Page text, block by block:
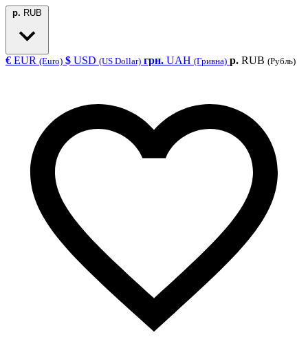
р. RUB
€ EUR (Euro) $ USD (US Dollar) грн. UAH (Гривна) р. RUB (Рубль)